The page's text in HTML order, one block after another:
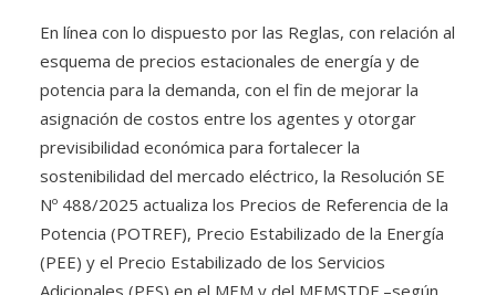
En línea con lo dispuesto por las Reglas, con relación al
esquema de precios estacionales de energía y de
potencia para la demanda, con el fin de mejorar la
asignación de costos entre los agentes y otorgar
previsibilidad económica para fortalecer la
sostenibilidad del mercado eléctrico, la Resolución SE
Nº 488/2025 actualiza los Precios de Referencia de la
Potencia (POTREF), Precio Estabilizado de la Energía
(PEE) y el Precio Estabilizado de los Servicios
Adicionales (PES) en el MEM y del MEMSTDF –según